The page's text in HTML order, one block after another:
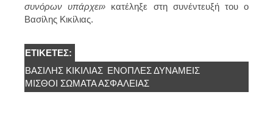
συνόρων υπάρχει» κατέληξε στη συνέντευξή του ο
Βασίλης Κικίλιας.
ΕΤΙΚΈΤΕΣ:
ΒΑΣΊΛΗΣ ΚΙΚΊΛΙΑΣ ΈΝΟΠΛΕΣ ΔΥΝΆΜΕΙΣ
ΜΙΣΘΟΊ ΣΏΜΑΤΑ ΑΣΦΑΛΕΊΑΣ